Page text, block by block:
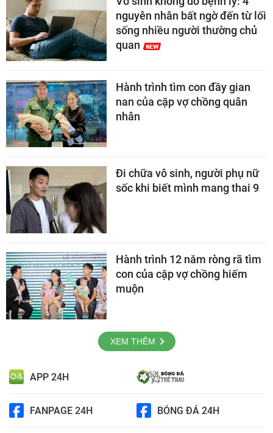
nguyên nhân bất ngờ đến từ lối
sống nhiều người thường chủ
quan
Hành trình tìm con đầy gian
nan của cặp vợ chồng quân
nhân
Đi chữa vô sinh, người phụ nữ
sốc khi biết mình mang thai 9
Hành trình 12 năm ròng rã tìm
con của cặp vợ chồng hiếm
muộn
XEM THÊM
APP 24H
FANPAGE 24H BÓNG ĐÁ 24H